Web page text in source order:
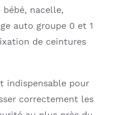
nacelle,
auto groupe 0 et 1
de ceintures
indispensable pour
correctement les